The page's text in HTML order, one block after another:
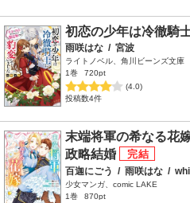
初恋の少年は冷徹騎
雨咲はな / 宮波
ライトノベル、角川ビーンズ文庫
1巻
720pt
(4.0)
投稿数4件
末端将軍の希なる花
政略結婚
百迦にごう / 雨咲はな /
少女マンガ、comic LAKE
1巻
870pt